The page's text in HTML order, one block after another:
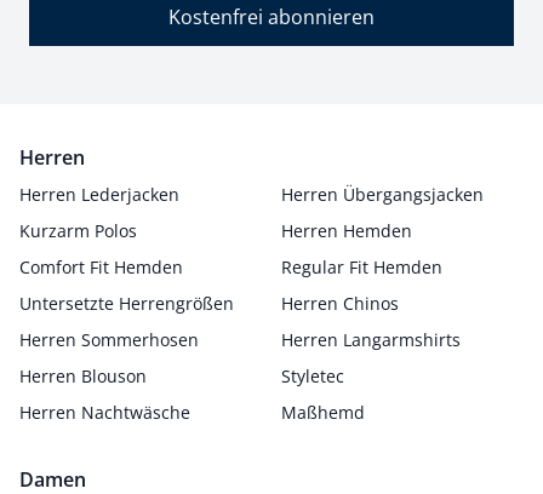
Kostenfrei abonnieren
Herren
Herren Lederjacken
Herren Übergangsjacken
Kurzarm Polos
Herren Hemden
Comfort Fit Hemden
Regular Fit Hemden
Untersetzte Herrengrößen
Herren Chinos
Herren Sommerhosen
Herren Langarmshirts
Herren Blouson
Styletec
Herren Nachtwäsche
Maßhemd
Damen